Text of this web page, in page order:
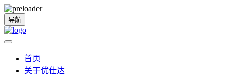
导航
首页
关于优仕达